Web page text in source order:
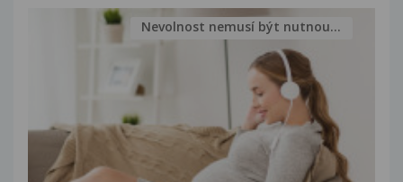
Nevolnost nemusí být nutnou...